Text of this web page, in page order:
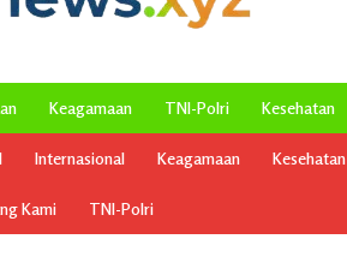
Keagamaan TNI-Polri Kesehatan
Internasional Keagamaan Kesehatan
Kami TNI-Polri